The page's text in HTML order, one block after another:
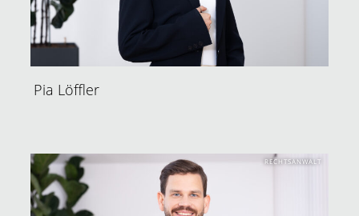
Pia Löffler
RECHTSANWALT